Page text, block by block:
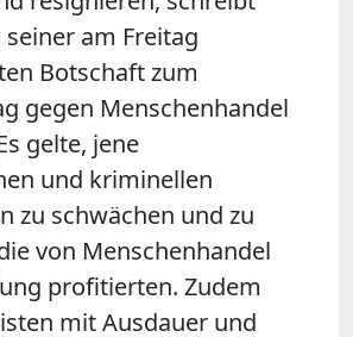
seiner am Freitag
Botschaft zum
gegen Menschenhandel
gelte, jene
und kriminellen
zu schwächen und zu
von Menschenhandel
profitierten. Zudem
mit Ausdauer und